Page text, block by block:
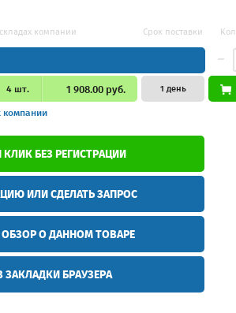
компании Срок поставки
4шт. 1 908.00 руб.
компании
1 день
БЕЗ РЕГИСТРАЦИИ
ИЛИ СДЕЛАТЬ ЗАПРОС
О ДАННОМ ТОВАРЕ
БРАУЗЕРА